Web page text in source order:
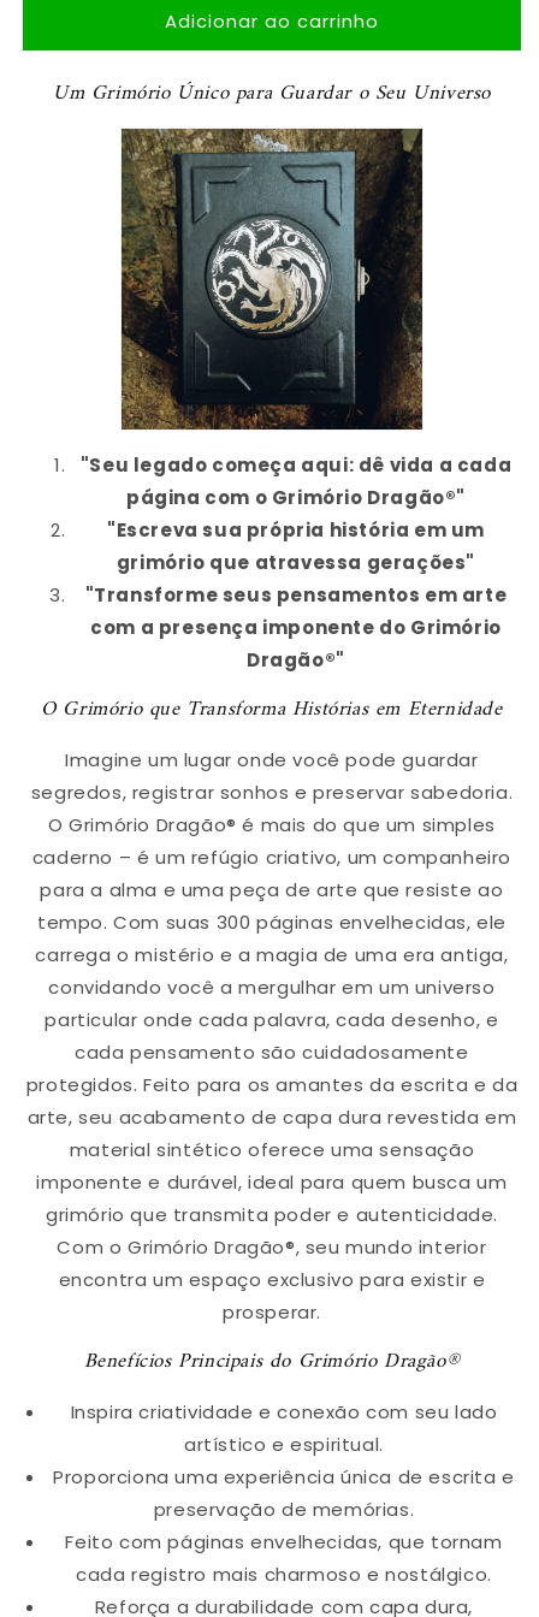
Grimório
de
Grimório
Adicionar ao carrinho
Um Grimório Único para Guardar o Seu Universo
"Seu legado começa aqui: dê vida a cada
página com o Grimório Dragão®"
"Escreva sua própria história em um
grimório que atravessa gerações"
"Transforme seus pensamentos em arte
com a presença imponente do Grimório
Dragão®"
O Grimório que Transforma Histórias em Eternidade
Imagine um lugar onde você pode guardar
segredos, registrar sonhos e preservar sabedoria.
O Grimório Dragão® é mais do que um simples
caderno – é um refúgio criativo, um companheiro
para a alma e uma peça de arte que resiste ao
tempo. Com suas 300 páginas envelhecidas, ele
carrega o mistério e a magia de uma era antiga,
convidando você a mergulhar em um universo
particular onde cada palavra, cada desenho, e
cada pensamento são cuidadosamente
protegidos. Feito para os amantes da escrita e da
arte, seu acabamento de capa dura revestida em
material sintético oferece uma sensação
imponente e durável, ideal para quem busca um
grimório que transmita poder e autenticidade.
Com o Grimório Dragão®, seu mundo interior
encontra um espaço exclusivo para existir e
prosperar.
Benefícios Principais do Grimório Dragão®
Inspira criatividade e conexão com seu lado
artístico e espiritual.
Proporciona uma experiência única de escrita e
preservação de memórias.
Feito com páginas envelhecidas, que tornam
cada registro mais charmoso e nostálgico.
Reforça a durabilidade com capa dura,